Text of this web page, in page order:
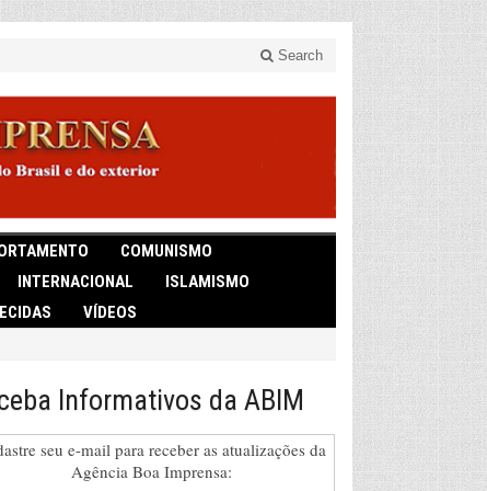
Search
COMUNISMO
INTERNACIONAL
ISLAMISMO
VÍDEOS
Informativos da ABIM
seu e-mail para receber as atualizações da
Agência Boa Imprensa: